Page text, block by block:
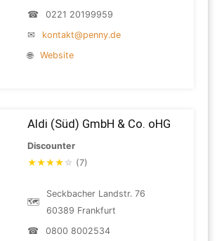
☎
0221 20199959
✉
kontakt@penny.de
🌐
Website
Aldi (Süd) GmbH & Co. oHG
Discounter
★★★★ ☆ (7)
🗺
Seckbacher Landstr. 76
60389 Frankfurt
☎
0800 8002534